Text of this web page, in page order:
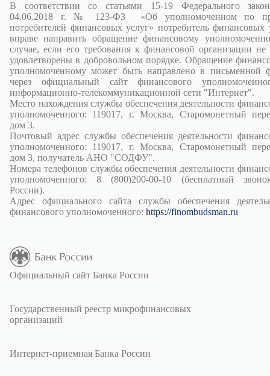
В соответствии со статьями 15-19 Федерального
04.06.2018 г. № 123-ФЗ «Об уполномоченном по
потребителей финансовых услуг» потребитель финансовых
вправе направить обращение финансовому
случае, если его требования к финансовой организации
удовлетворены в добровольном порядке. Обращение
уполномоченному может быть направлено в письменной
через официальный сайт финансового
информационно-телекоммуникационной сети "Интернет".
Место нахождения службы обеспечения деятельности
уполномоченного: 119017, г. Москва, Старомонетный
дом 3.
Почтовый адрес службы обеспечения деятельности
уполномоченного: 119017, г. Москва, Старомонетный
дом 3, получатель АНО "СОДФУ".
Номера телефонов службы обеспечения деятельности
уполномоченного: 8 (800)200-00-10 (бесплатный
России).
Адрес официального сайта службы обеспечения
финансового уполномоченного: https://finombudsman.ru
Официальный сайт Банка России
Государственный реестр микрофинансовых
организаций
Интернет-приемная Банка России